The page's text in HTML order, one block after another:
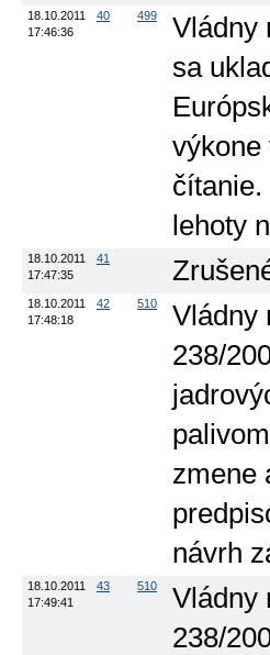
18.10.2011
17:46:36
40 499
Vládny
sa
výkone
čítanie.
lehoty
18.10.2011
17:47:35
41
18.10.2011
17:48:18
42 510
Vládny
238/
zmene
návrh
18.10.2011
17:49:41
43 510
Vládny
238/